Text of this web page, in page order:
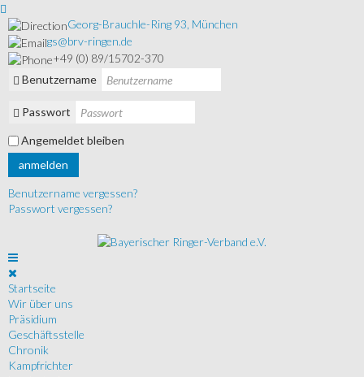
Georg-Brauchle-Ring 93, München
gs@brv-ringen.de
+49 (0) 89/15702-370
Benutzername
Passwort
Angemeldet bleiben
anmelden
Benutzername vergessen?
Passwort vergessen?
Startseite
Wir über uns
Präsidium
Geschäftsstelle
Chronik
Kampfrichter